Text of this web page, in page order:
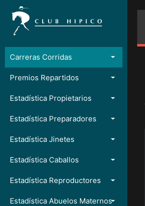
Carreras Corridas
Premios Repartidos
Estadística Propietarios
Estadística Preparadores
Estadística Jinetes
Estadística Caballos
Estadística Reproductores
Estadística Abuelos Maternos